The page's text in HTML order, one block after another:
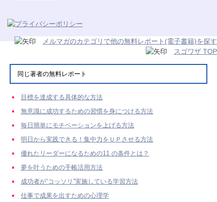
メルマガのカテゴリで他の無料レポート(電子書籍)を探す
スゴワザ TOP
同じ著者の無料レポート
目標を達成する具体的な方法
無意識に成功するための習慣を身につける方法
毎日簡単にモチベーションを上げる方法
明日から実践できる！集中力をＵＰさせる方法
優れたリーダーになるための11 の条件とは？
夢を叶うための手帳活用方法
成功者が“コッソリ”実施している学習方法
仕事で成果を出すための心理学